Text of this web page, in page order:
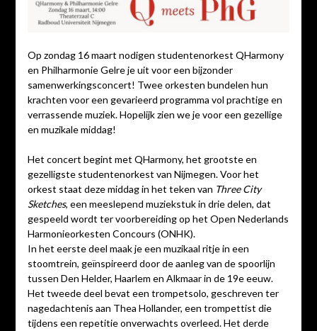
Op zondag 16 maart nodigen studentenorkest QHarmony
en Philharmonie Gelre je uit voor een bijzonder
samenwerkingsconcert! Twee orkesten bundelen hun
krachten voor een gevarieerd programma vol prachtige en
verrassende muziek. Hopelijk zien we je voor een gezellige
en muzikale middag!
Het concert begint met QHarmony, het grootste en
gezelligste studentenorkest van Nijmegen. Voor het
orkest staat deze middag in het teken van Three City
Sketches, een meeslepend muziekstuk in drie delen, dat
gespeeld wordt ter voorbereiding op het Open Nederlands
Harmonieorkesten Concours (ONHK).
In het eerste deel maak je een muzikaal ritje in een
stoomtrein, geïnspireerd door de aanleg van de spoorlijn
tussen Den Helder, Haarlem en Alkmaar in de 19e eeuw.
Het tweede deel bevat een trompetsolo, geschreven ter
nagedachtenis aan Thea Hollander, een trompettist die
tijdens een repetitie onverwachts overleed. Het derde